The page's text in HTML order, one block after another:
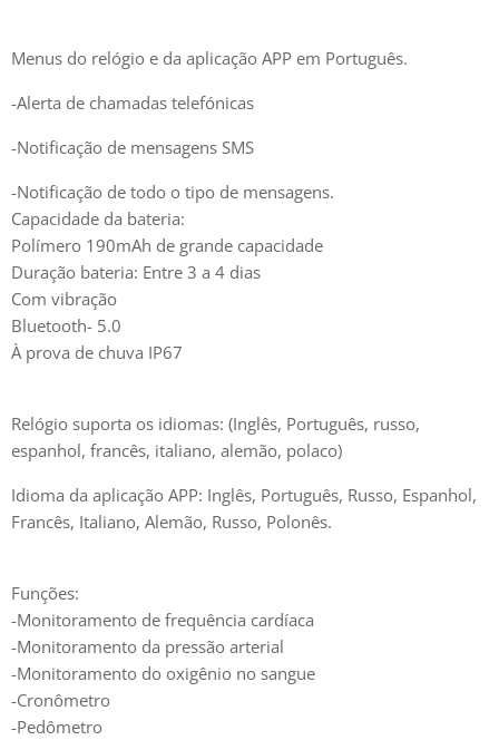
Menus do relógio e da aplicação APP em Português.
-Alerta de chamadas telefónicas
-Notificação de mensagens SMS
-Notificação de todo o tipo de mensagens.
Capacidade da bateria:
Polímero 190mAh de grande capacidade
Duração bateria: Entre 3 a 4 dias
Com vibração
Bluetooth- 5.0
À prova de chuva IP67
Relógio suporta os idiomas: (Inglês, Português, russo,
espanhol, francês, italiano, alemão, polaco)
Idioma da aplicação APP: Inglês, Português, Russo, Espanhol,
Francês, Italiano, Alemão, Russo, Polonês.
Funções:
-Monitoramento de frequência cardíaca
-Monitoramento da pressão arterial
-Monitoramento do oxigênio no sangue
-Cronômetro
-Pedômetro